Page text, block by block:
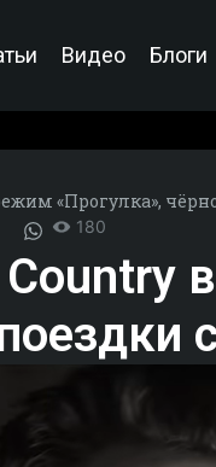
Видео Блоги
«Прогулка»,
180